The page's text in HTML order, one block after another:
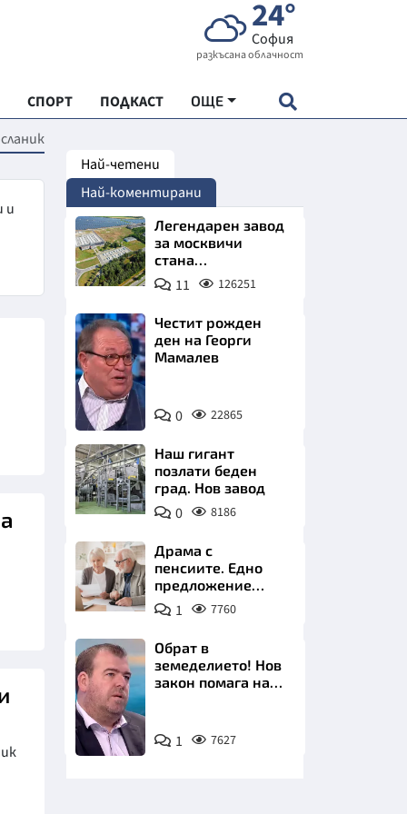
24°
София
разкъсана облачност
СПОРТ ПОДКАСТ ОЩЕ
"ЧУДЕСАТА НА БЪЛГАРИЯ"
ХРАНА
ИКОНОМИКА
и
Най-четени
Най-коментирани
Легендарен завод
за москвичи
стана
индустриално
чудо. Позлатява
11 126251
Снимка:
БНТ
Честит рожден
ден на Георги
Мамалев
0 22865
Наш гигант
позлати беден
град. Нов завод
0 8186
Драма с
пенсиите. Едно
предложение
удря над 800 000
българи
1 7760
Снимка:
бТВ
Обрат в
земеделието! Нов
закон помага на
1 7627